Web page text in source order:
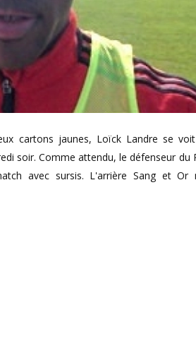
cartons jaunes, Loïck Landre se
soir. Comme attendu, le défenseur du
avec sursis. L'arrière Sang et Or